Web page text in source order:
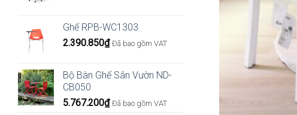
Ghế RPB-WC1303
2.390.850₫ Đã bao gồm VAT
Bộ Bàn Ghế Sân Vườn ND-
CB050
5.767.200₫ Đã bao gồm VAT